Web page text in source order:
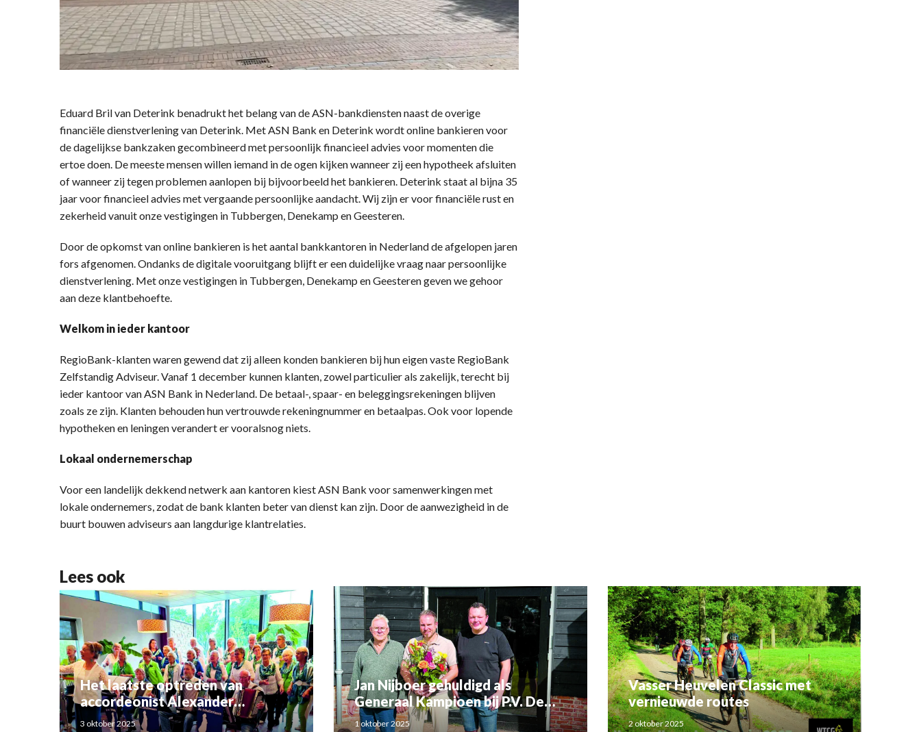
Eduard Bril van Deterink benadrukt het belang van de ASN-bankdiensten naast de overige
financiële dienstverlening van Deterink. Met ASN Bank en Deterink wordt online bankieren voor
de dagelijkse bankzaken gecombineerd met persoonlijk financieel advies voor momenten die
ertoe doen. De meeste mensen willen iemand in de ogen kijken wanneer zij een hypotheek afsluiten
of wanneer zij tegen problemen aanlopen bij bijvoorbeeld het bankieren. Deterink staat al bijna 35
jaar voor financieel advies met vergaande persoonlijke aandacht. Wij zijn er voor financiële rust en
zekerheid vanuit onze vestigingen in Tubbergen, Denekamp en Geesteren.
Door de opkomst van online bankieren is het aantal bankkantoren in Nederland de afgelopen jaren
fors afgenomen. Ondanks de digitale vooruitgang blijft er een duidelijke vraag naar persoonlijke
dienstverlening. Met onze vestigingen in Tubbergen, Denekamp en Geesteren geven we gehoor
aan deze klantbehoefte.
Welkom in ieder kantoor
RegioBank-klanten waren gewend dat zij alleen konden bankieren bij hun eigen vaste RegioBank
Zelfstandig Adviseur. Vanaf 1 december kunnen klanten, zowel particulier als zakelijk, terecht bij
ieder kantoor van ASN Bank in Nederland. De betaal-, spaar- en beleggingsrekeningen blijven
zoals ze zijn. Klanten behouden hun vertrouwde rekeningnummer en betaalpas. Ook voor lopende
hypotheken en leningen verandert er vooralsnog niets.
Lokaal ondernemerschap
Voor een landelijk dekkend netwerk aan kantoren kiest ASN Bank voor samenwerkingen met
lokale ondernemers, zodat de bank klanten beter van dienst kan zijn. Door de aanwezigheid in de
buurt bouwen adviseurs aan langdurige klantrelaties.
Lees ook
Het laatste optreden van
accordeonist Alexander
Schoemaker
3 oktober 2025
Jan Nijboer gehuldigd als
Generaal Kampioen bij P.V. De
Luchtbode
1 oktober 2025
Vasser Heuvelen Classic met
vernieuwde routes
2 oktober 2025